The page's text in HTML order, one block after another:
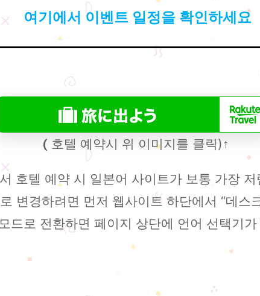
여기에서 이벤트 일정을 확인하세요
( 호텔 예약시 위 이미지를 클릭)↑
호텔 예약 시 일본어 사이트가 보통 가장 저
변경하려면 먼저 웹사이트 하단에서 “데스
드로 전환하면 페이지 상단에 언어 선택기